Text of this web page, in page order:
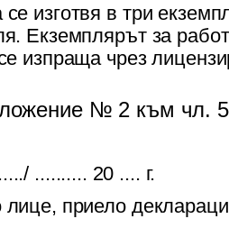
се изготвя в три
Екземплярът за
изпраща чрез
№ 2 към чл.
.......... 20 .... г.
приело